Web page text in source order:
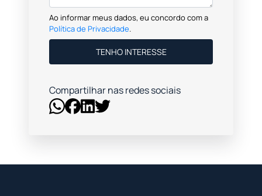
Ao informar meus dados, eu concordo com a
Política de Privacidade.
TENHO INTERESSE
Compartilhar nas redes sociais